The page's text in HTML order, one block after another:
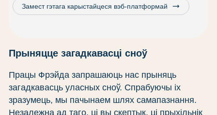
Замест гэтага карыстайцеся вэб-платформай trending_flat
Прыняцце загадкавасці сноў
Працы Фрэйда запрашаюць нас прыняць
загадкавасць уласных сноў. Спрабуючы іх
зразумець, мы пачынаем шлях самапазнання.
Незалежна ад таго, ці вы скептык, ці прыхільнік